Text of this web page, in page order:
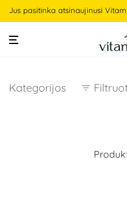
Jus pasitinka atsinaujinusi
Kategorijos